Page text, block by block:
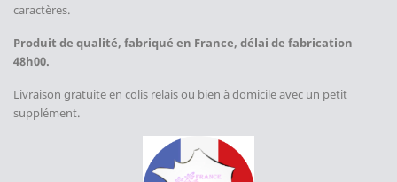
caractères.
Produit de qualité, fabriqué en France, délai de fabrication
48h00.
Livraison gratuite en colis relais ou bien à domicile avec un petit
supplément.